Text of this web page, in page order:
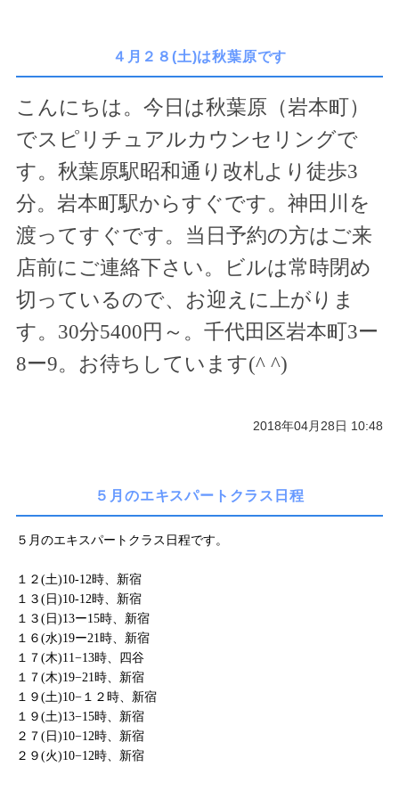
４月２８(土)は秋葉原です
こんにちは。今日は秋葉原（岩本町）
でスピリチュアルカウンセリングで
す。秋葉原駅昭和通り改札より徒歩3
分。岩本町駅からすぐです。神田川を
渡ってすぐです。当日予約の方はご来
店前にご連絡下さい。ビルは常時閉め
切っているので、お迎えに上がりま
す。 30分5400 円～。千代田区岩本町3ー
8ー9。お待ちしています(^ ^)
2018年04月28日 10:48
５月のエキスパートクラス日程
５月のエキスパートクラス日程です。
１２(土)10-12時、新宿
１３(日)10-12時、新宿
１３(日)13ー15時、新宿
１６(水)19ー21時、新宿
１７(木)11−13時、四谷
１７(木)19−21時、新宿
１９(土)10−１２時、新宿
１９(土)13−15時、新宿
２７(日)10−12時、新宿
２９(火)10−12時、新宿